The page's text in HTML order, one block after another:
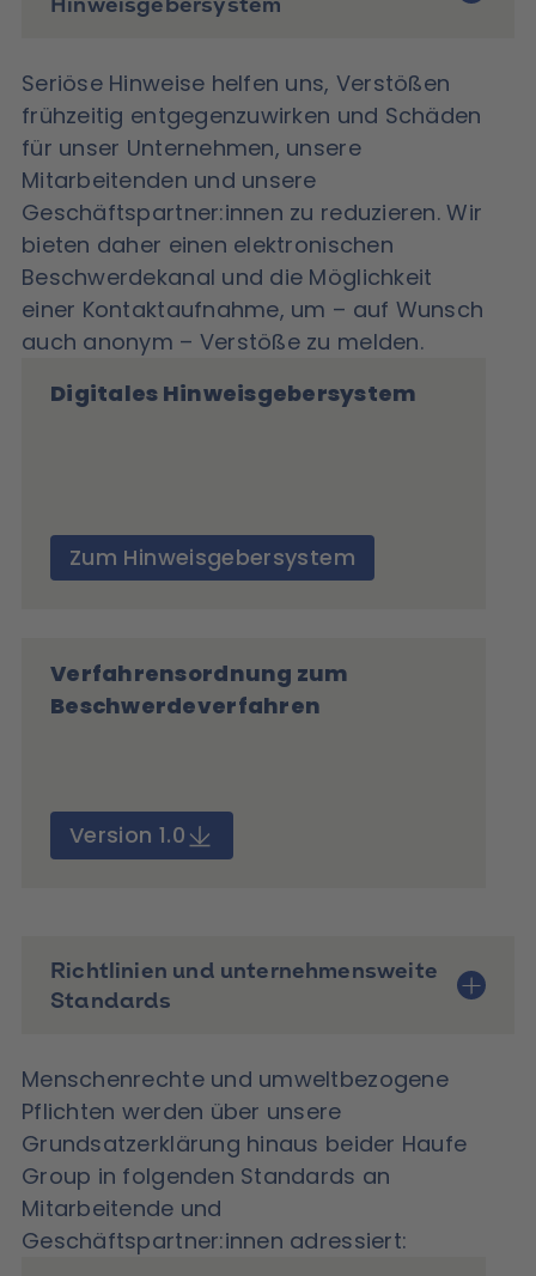
Seriöse Hinweise helfen uns, Verstößen
frühzeitig entgegenzuwirken und Schäden
für unser Unternehmen, unsere
Mitarbeitenden und unsere
Geschäftspartner:innen zu reduzieren. Wir
bieten daher einen elektronischen
Beschwerdekanal und die Möglichkeit
einer Kontaktaufnahme, um – auf Wunsch
auch anonym – Verstöße zu melden.
Digitales Hinweisgebersystem
Zum Hinweisgebersystem
Verfahrensordnung zum
Beschwerdeverfahren
Version 1.0
Richtlinien und unternehmensweite
Standards
Menschenrechte und umweltbezogene
Pflichten werden über unsere
Grundsatzerklärung hinaus beider Haufe
Group in folgenden Standards an
Mitarbeitende und
Geschäftspartner:innen adressiert: